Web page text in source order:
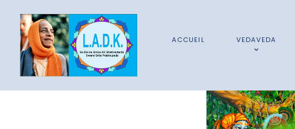
ACCUEIL VEDAVEDA